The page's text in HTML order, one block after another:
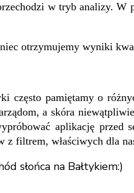
w tryb analizy. W
otrzymujemy wyniki
często pamiętamy o
a skóra
aplikację przed
z filtrem, właściwych dla
słońca na Bałtykiem:)